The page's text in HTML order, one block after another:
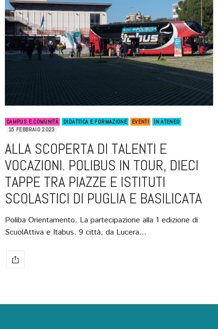
CAMPUS E COMUNITÀ DIDATTICA E FORMAZIONE EVENTI
IN ATENEO
15 FEBBRAIO 2023
ALLA SCOPERTA DI TALENTI E
VOCAZIONI. POLIBUS IN TOUR, DIECI
TAPPE TRA PIAZZE E ISTITUTI
SCOLASTICI DI PUGLIA E BASILICATA
Poliba Orientamento. La partecipazione alla 1 edizione di
ScuolAttiva e Itabus. 9 città, da Lucera…